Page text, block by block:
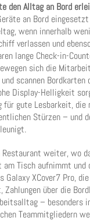
den Alltag an Bord
an Bord
wenn innerhalb
verlassen und
lange Check-in-
sich die
scannen
Display-Helligkeit
für gute Lesbarkeit, die
Stürzen – und
weiter, wo
am Tisch aufnimmt
Galaxy XCover7 Pro,
Zahlungen über die
– besonders
Teammitgliedern